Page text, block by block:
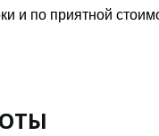
и по приятной